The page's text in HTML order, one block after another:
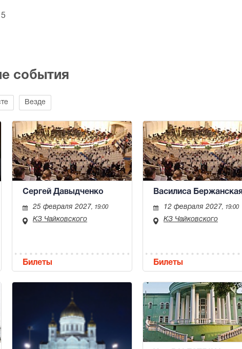
события
Везде
Сергей Давыдченко
25 февраля 2027, 19:00
КЗ Чайковского
Билеты
Василиса Бержанская
12 февраля 2027, 19:00
КЗ Чайковского
Билеты